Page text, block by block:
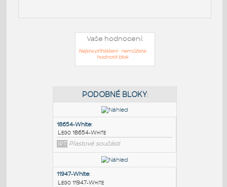
Vaše hodnocení:
Nejste přihlášeni - nemůžete
hodnotit blok